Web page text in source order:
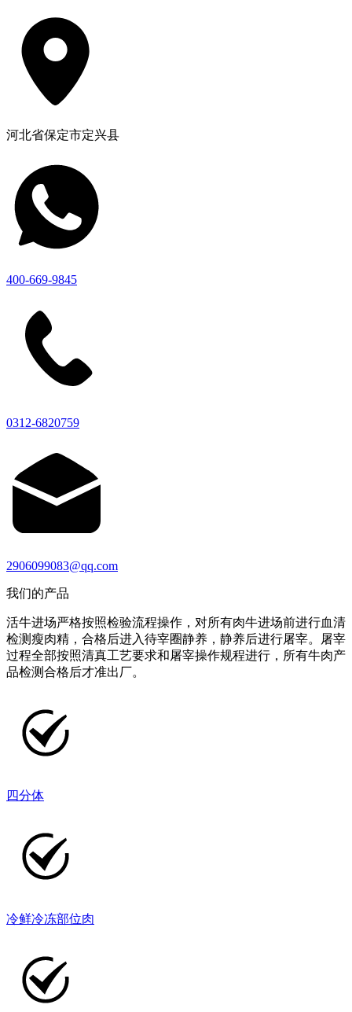
河北省保定市定兴县
400-669-9845
0312-6820759
2906099083@qq.com
我们的产品
活牛进场严格按照检验流程操作，对所有肉牛进场前进行血清
检测瘦肉精，合格后进入待宰圈静养，静养后进行屠宰。屠宰
过程全部按照清真工艺要求和屠宰操作规程进行，所有牛肉产
品检测合格后才准出厂。
四分体
冷鲜冷冻部位肉